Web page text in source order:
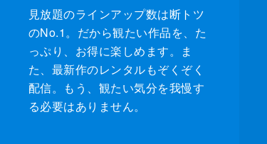
見放題のラインアップ数は断トツ
のNo.1。だから観たい作品を、た
っぷり、お得に楽しめます。ま
た、最新作のレンタルもぞくぞく
配信。もう、観たい気分を我慢す
る必要はありません。